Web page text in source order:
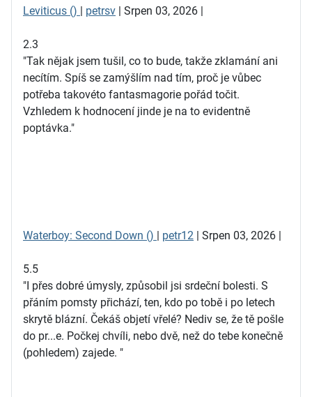
Leviticus () | petrsv | Srpen 03, 2026 |
2.3
"Tak nějak jsem tušil, co to bude, takže zklamání ani
necítím. Spíš se zamýšlím nad tím, proč je vůbec
potřeba takovéto fantasmagorie pořád točit.
Vzhledem k hodnocení jinde je na to evidentně
poptávka."
Waterboy: Second Down () | petr12 | Srpen 03, 2026 |
5.5
"I přes dobré úmysly, způsobil jsi srdeční bolesti. S
přáním pomsty přichází, ten, kdo po tobě i po letech
skrytě blázní. Čekáš objetí vřelé? Nediv se, že tě pošle
do pr...e. Počkej chvíli, nebo dvě, než do tebe konečně
(pohledem) zajede. "